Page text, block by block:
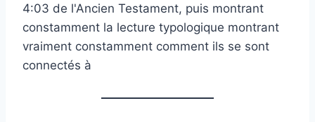
4:03 de l'Ancien Testament, puis montrant
constamment la lecture typologique montrant
vraiment constamment comment ils se sont
connectés à